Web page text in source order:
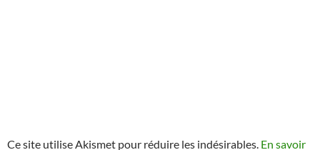
Ce site utilise Akismet pour réduire les indésirables. En savoir